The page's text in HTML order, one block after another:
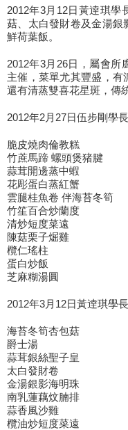
2012年3月12日黃逹琪學
菇、太白發財卷及金湯銀
鮮荷葉飯。
2012年3月26日，屬會所
主催，菜單尤其豐盛，有
還有清蒸雙喜花星斑，傳
2012年2月27日伍步剛學
脆皮燒肉倫教糕
竹蔗馬蹄 螺頭煲猪腱
蒜茸開邊蒸中蝦
花彫蛋白蒸紅蟹
雲腿桂魚卷 伴海苔冬筍
竹笙百合炒蘭度
清炒短度菜遠
陳菇栗子煀雞
欖仁瑤柱
蛋白炒飯
芝麻糊湯圓
2012年3月12日黃逹琪學
海苔冬筍杏包菇
爵士湯
蒜茸銀絲聖子皇
太白發財卷
金湯銀影海明珠
南乳蓮藕炆腩排
蒜香風沙雞
欖油炒短度菜遠